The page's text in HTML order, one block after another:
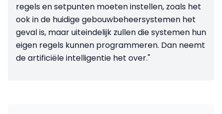
regels en setpunten moeten instellen, zoals het
ook in de huidige gebouwbeheersystemen het
geval is, maar uiteindelijk zullen die systemen hun
eigen regels kunnen programmeren. Dan neemt
de artificiële intelligentie het over."